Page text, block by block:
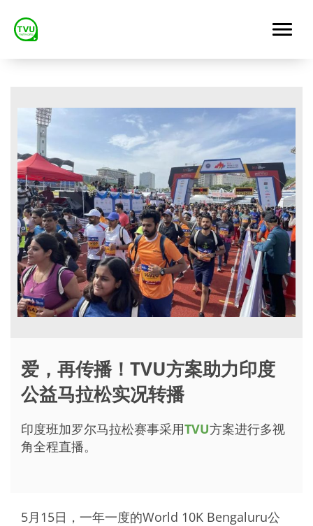
爱，再传播！TVU方案助力印度
公益马拉松实况转播
印度班加罗尔马拉松赛事采用TVU方案进行多视
角全程直播。
5月15日，一年一度的World 10K Bengaluru公